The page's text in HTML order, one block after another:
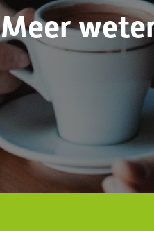
Meer